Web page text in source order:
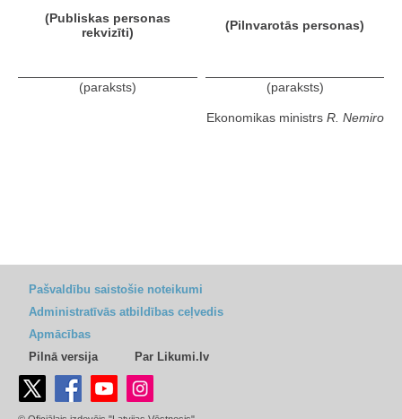
(Publiskas personas
rekvizīti)
(Pilnvarotās personas)
(paraksts) (paraksts)
Ekonomikas ministrs R. Nemiro
Pašvaldību saistošie noteikumi
Administratīvās atbildības ceļvedis
Apmācības
Pilnā versija
Par Likumi.lv